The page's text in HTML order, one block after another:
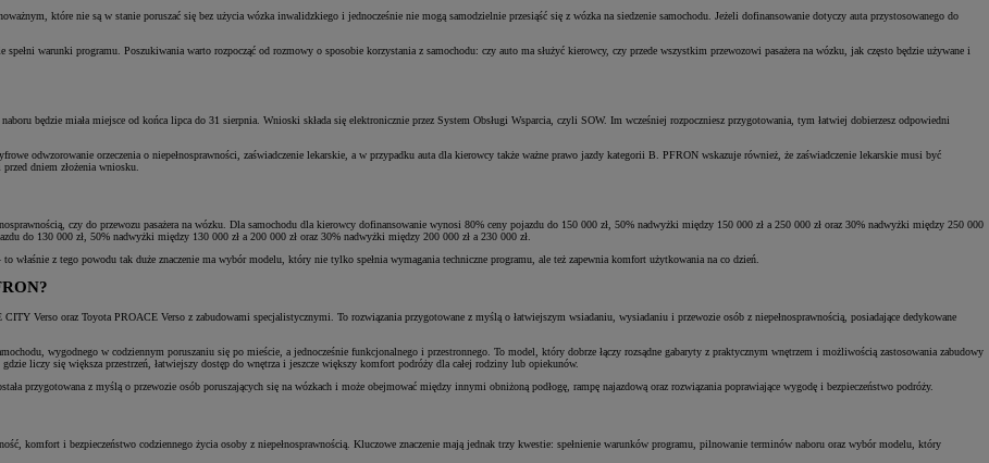
które nie są w stanie poruszać się bez użycia wózka inwalidzkiego i jednocześnie nie mogą samodzielnie przesiąść się z wózka na siedzenie samochodu. Jeżeli dofinansowanie dotyczy auta przystosowanego do
warunki programu. Poszukiwania warto rozpocząć od rozmowy o sposobie korzystania z samochodu: czy auto ma służyć kierowcy, czy przede wszystkim przewozowi pasażera na wózku, jak często będzie używane i
będzie miała miejsce od końca lipca do 31 sierpnia. Wnioski składa się elektronicznie przez System Obsługi Wsparcia, czyli SOW. Im wcześniej rozpoczniesz przygotowania, tym łatwiej dobierzesz odpowiedni
odwzorowanie orzeczenia o niepełnosprawności, zaświadczenie lekarskie, a w przypadku auta dla kierowcy także ważne prawo jazdy kategorii B. PFRON wskazuje również, że zaświadczenie lekarskie musi być
dniem złożenia wniosku.
czy do przewozu pasażera na wózku. Dla samochodu dla kierowcy dofinansowanie wynosi 80% ceny pojazdu do 150 000 zł, 50% nadwyżki między 150 000 zł a 250 000 zł oraz 30% nadwyżki między 250 000
do 130 000 zł, 50% nadwyżki między 130 000 zł a 200 000 zł oraz 30% nadwyżki między 200 000 zł a 230 000 zł.
właśnie z tego powodu tak duże znaczenie ma wybór modelu, który nie tylko spełnia wymagania techniczne programu, ale też zapewnia komfort użytkowania na co dzień.
Verso oraz Toyota PROACE Verso z zabudowami specjalistycznymi. To rozwiązania przygotowane z myślą o łatwiejszym wsiadaniu, wysiadaniu i przewozie osób z niepełnosprawnością, posiadające dedykowane
wygodnego w codziennym poruszaniu się po mieście, a jednocześnie funkcjonalnego i przestronnego. To model, który dobrze łączy rozsądne gabaryty z praktycznym wnętrzem i możliwością zastosowania zabudowy
liczy się większa przestrzeń, łatwiejszy dostęp do wnętrza i jeszcze większy komfort podróży dla całej rodziny lub opiekunów.
przygotowana z myślą o przewozie osób poruszających się na wózkach i może obejmować między innymi obniżoną podłogę, rampę najazdową oraz rozwiązania poprawiające wygodę i bezpieczeństwo podróży.
komfort i bezpieczeństwo codziennego życia osoby z niepełnosprawnością. Kluczowe znaczenie mają jednak trzy kwestie: spełnienie warunków programu, pilnowanie terminów naboru oraz wybór modelu, który